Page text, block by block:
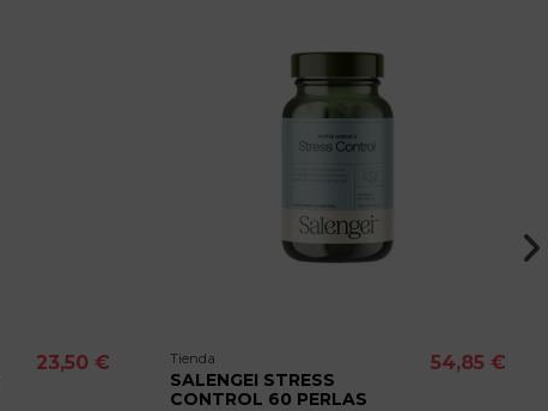
23,50 € Tienda
SALENGEI STRESS
CONTROL 60 PERLAS
54,85 €